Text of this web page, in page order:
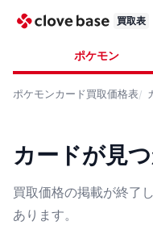
買取表
ポケモン
ポケモンカード買取価格表
カードが見
買取価格の掲載が終了
あります。